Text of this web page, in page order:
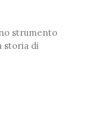
strumento
storia di